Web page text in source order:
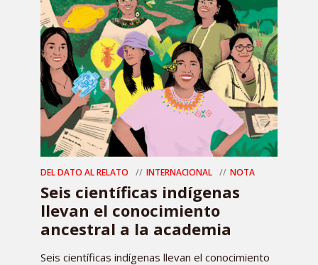
DEL DATO AL RELATO INTERNACIONAL NOTA
Seis científicas indígenas
llevan el conocimiento
ancestral a la academia
Seis científicas indígenas llevan el conocimiento